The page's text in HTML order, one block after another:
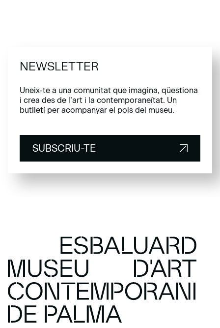
NEWSLETTER
Uneix-te a una comunitat que imagina, qüestiona
i crea des de l’art i la contemporaneïtat. Un
butlletí per acompanyar el pols del museu.
SUBSCRIU-TE
SUBSCRIU-TE